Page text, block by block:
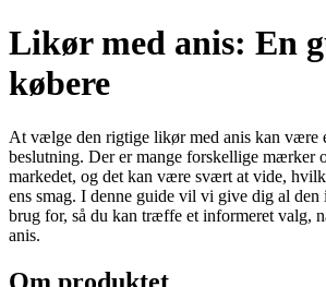
Likør med anis: En
købere
At vælge den rigtige likør med anis kan være
beslutning. Der er mange forskellige mærker
markedet, og det kan være svært at vide,
ens smag. I denne guide vil vi give dig al
brug for, så du kan træffe et informeret valg,
anis.
Om produktet